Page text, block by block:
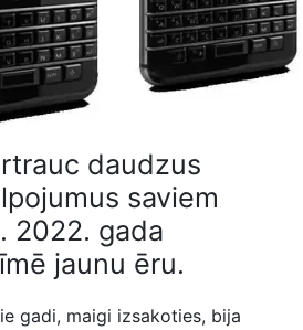
daudzus
saviem
2022. gada
jaunu ēru.
gadi, maigi izsakoties, bija